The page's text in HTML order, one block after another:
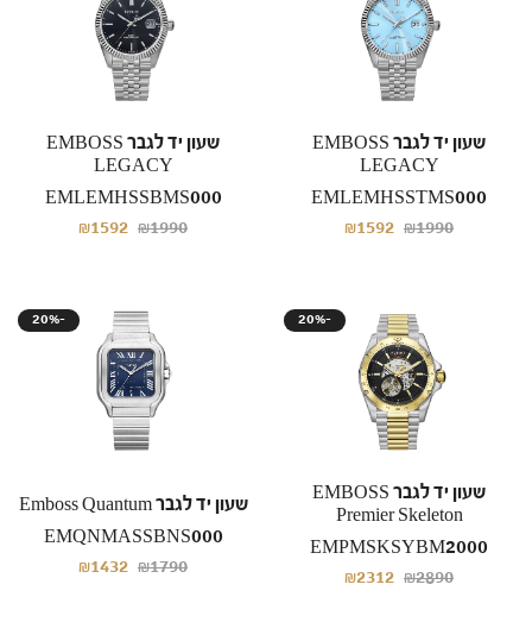
שעון יד לגבר EMBOSS
LEGACY
EMLEMHSSBMS000
₪1592 ₪1990
שעון יד לגבר EMBOSS
LEGACY
EMLEMHSSTMS000
₪1592 ₪1990
20%-
שעון יד לגבר Emboss Quantum
EMQNMASSBNS000
₪1432 ₪1790
20%-
שעון יד לגבר EMBOSS
Premier Skeleton
EMPMSKSYBM2000
₪2312 ₪2890